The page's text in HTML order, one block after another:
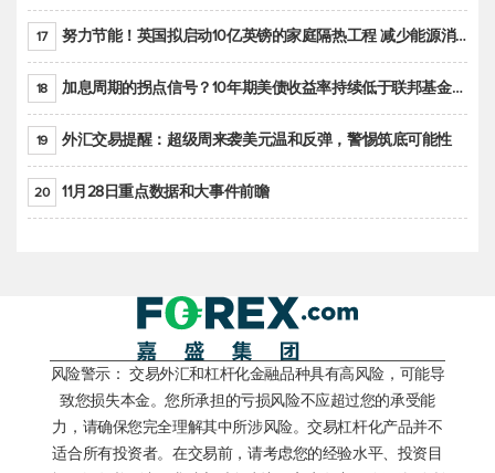
17 努力节能！英国拟启动10亿英镑的家庭隔热工程 减少能源消耗
18 加息周期的拐点信号？10年期美债收益率持续低于联邦基金利率目标区间
19 外汇交易提醒：超级周来袭美元温和反弹，警惕筑底可能性
20 11月28日重点数据和大事件前瞻
风险警示： 交易外汇和杠杆化金融品种具有高风险，可能导
致您损失本金。您所承担的亏损风险不应超过您的承受能
力，请确保您完全理解其中所涉风险。交易杠杆化产品并不
适合所有投资者。在交易前，请考虑您的经验水平、投资目